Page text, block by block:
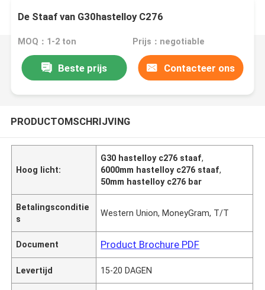
De Staaf van G30hastelloy C276
MOQ：1-2 ton Prijs：negotiable
Beste prijs Contacteer ons
PRODUCTOMSCHRIJVING
Hoog licht:
G30 hastelloy c276 staaf,
6000mm hastelloy c276 staaf,
50mm hastelloy c276 bar
Betalingsconditie
s
Western Union, MoneyGram, T/T
Document Product Brochure PDF
Levertijd 15-20 DAGEN